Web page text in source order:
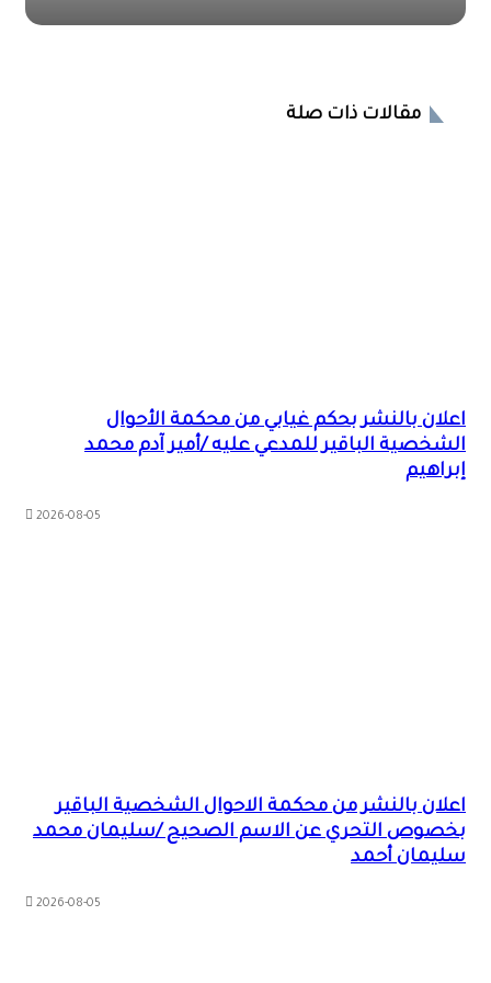
مقالات ذات صلة
اعلان بالنشر بحكم غيابي من محكمة الأحوال
الشخصية الباقير للمدعي عليه /أمير آدم محمد
إبراهيم
2026-08-05
اعلان بالنشر من محكمة الاحوال الشخصية الباقير
بخصوص التحري عن الاسم الصحيح /سليمان محمد
سليمان أحمد
2026-08-05